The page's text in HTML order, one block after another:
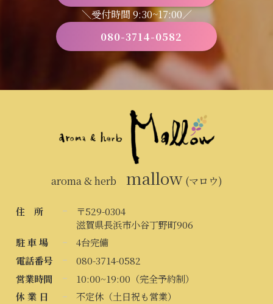
＼受付時間 9:30~17:00／
080-3714-0582
aroma & herb mallow(マロウ)
住 所
〒529-0304
滋賀県長浜市小谷丁野町906
駐 車 場
4台完備
電話番号
080-3714-0582
営業時間
10:00~19:00（完全予約制）
休 業 日
不定休（土日祝も営業）